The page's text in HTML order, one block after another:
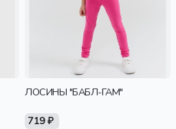
ЛОСИНЫ "БАБЛ-ГАМ"
719 ₽